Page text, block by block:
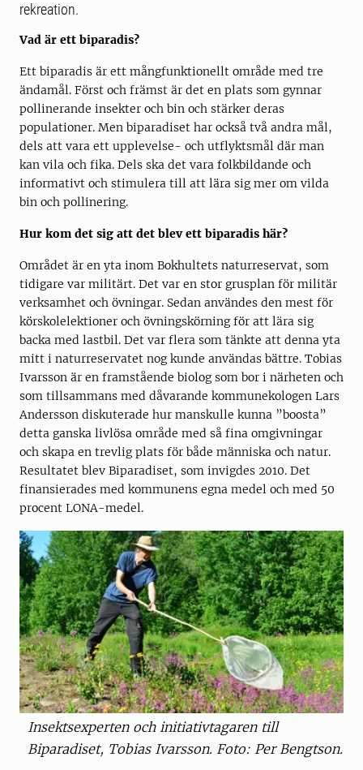
rekreation.
Vad är ett biparadis?
Ett biparadis är ett mångfunktionellt område med tre
ändamål. Först och främst är det en plats som gynnar
pollinerande insekter och bin och stärker deras
populationer. Men biparadiset har också två andra mål,
dels att vara ett upplevelse- och utflyktsmål där man
kan vila och fika. Dels ska det vara folkbildande och
informativt och stimulera till att lära sig mer om vilda
bin och pollinering.
Hur kom det sig att det blev ett biparadis här?
Området är en yta inom Bokhultets naturreservat, som
tidigare var militärt. Det var en stor grusplan för militär
verksamhet och övningar. Sedan användes den mest för
körskolelektioner och övningskörning för att lära sig
backa med lastbil. Det var flera som tänkte att denna yta
mitt i naturreservatet nog kunde användas bättre. Tobias
Ivarsson är en framstående biolog som bor i närheten och
som tillsammans med dåvarande kommunekologen Lars
Andersson diskuterade hur manskulle kunna ”boosta”
detta ganska livlösa område med så fina omgivningar
och skapa en trevlig plats för både människa och natur.
Resultatet blev Biparadiset, som invigdes 2010. Det
finansierades med kommunens egna medel och med 50
procent LONA-medel.
Insektsexperten och initiativtagaren till
Biparadiset, Tobias Ivarsson. Foto: Per Bengtson.